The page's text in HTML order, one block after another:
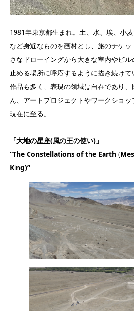
1981年東京都生まれ。土、水、埃、小
など身近なものを画材とし、旅のチケ
さなドローイングから大きな室内やビ
止める場所に呼応するように描き続け
作品も多く、表現の領域は自在であり
ん、アートプロジェクトやワークショ
現在に至る。
「大地の星座(風の王の使い)」
“The Constellations of the Earth
King)”